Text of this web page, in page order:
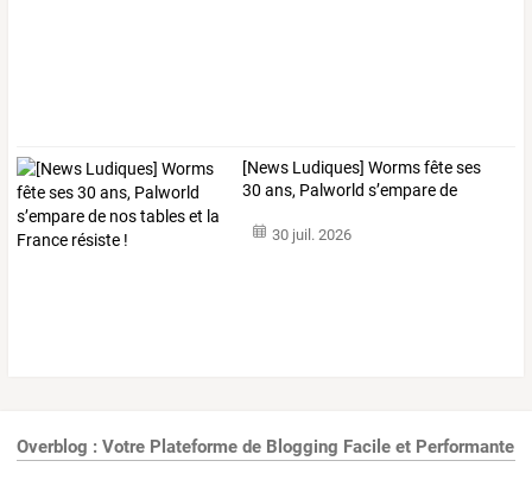
[News Ludiques] Wormsfêteses
30 ans, Palworld s’emparede
30 juil. 2026
Overblog : Votre Plateforme de Blogging Facile et Performante